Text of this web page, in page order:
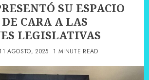
SU ESPACIO
CARA A LAS
LEGISLATIVAS
11 AGOSTO, 2025 1 MINUTE READ